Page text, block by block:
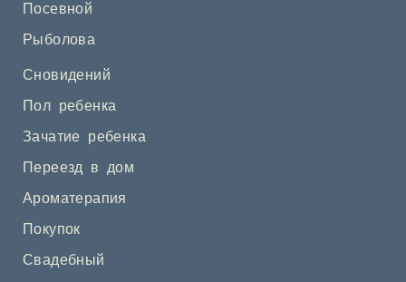
Посевной
Рыболова
Сновидений
Пол ребенка
Зачатие ребенка
Переезд в дом
Ароматерапия
Покупок
Свадебный